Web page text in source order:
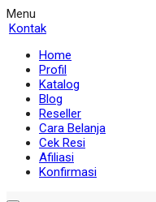
Menu
Kontak
Home
Profil
Katalog
Blog
Reseller
Cara Belanja
Cek Resi
Afiliasi
Konfirmasi